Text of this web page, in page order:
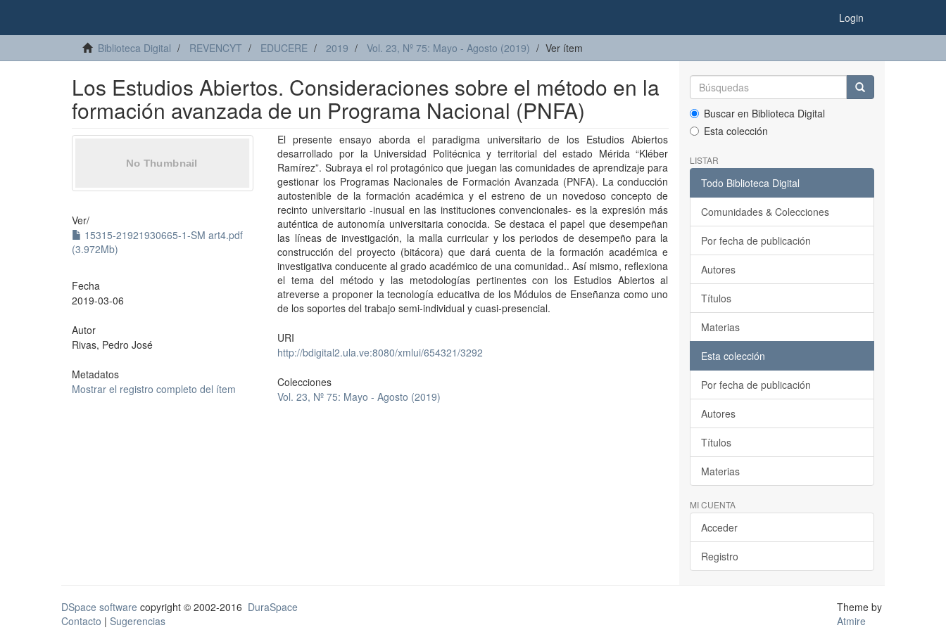
Login
Biblioteca Digital REVENCYT EDUCERE 2019 Vol. 23, Nº 75: Mayo - Agosto (2019) Ver ítem
Los Estudios Abiertos. Consideraciones sobre el método en la
formación avanzada de un Programa Nacional (PNFA)
Ver/
15315-21921930665-1-SM art4.pdf
(3.972Mb)
Fecha
2019-03-06
Autor
Rivas, Pedro José
Metadatos
Mostrar el registro completo del ítem
El presente ensayo aborda el paradigma universitario de los Estudios Abiertos
desarrollado por la Universidad Politécnica y territorial del estado Mérida “Kléber
Ramírez”. Subraya el rol protagónico que juegan las comunidades de aprendizaje para
gestionar los Programas Nacionales de Formación Avanzada (PNFA). La conducción
autostenible de la formación académica y el estreno de un novedoso concepto de
recinto universitario -inusual en las instituciones convencionales- es la expresión más
auténtica de autonomía universitaria conocida. Se destaca el papel que desempeñan
las líneas de investigación, la malla curricular y los periodos de desempeño para la
construcción del proyecto (bitácora) que dará cuenta de la formación académica e
investigativa conducente al grado académico de una comunidad.. Así mismo, reflexiona
el tema del método y las metodologías pertinentes con los Estudios Abiertos al
atreverse a proponer la tecnología educativa de los Módulos de Enseñanza como uno
de los soportes del trabajo semi-individual y cuasi-presencial.
URI
http://bdigital2.ula.ve:8080/xmlui/654321/3292
Colecciones
Vol. 23, Nº 75: Mayo - Agosto (2019)
Buscar en Biblioteca Digital
Esta colección
LISTAR
Todo Biblioteca Digital
Comunidades & Colecciones
Por fecha de publicación
Autores
Títulos
Materias
Esta colección
Por fecha de publicación
Autores
Títulos
Materias
MI CUENTA
Acceder
Registro
DSpace software copyright © 2002-2016 DuraSpace
Contacto | Sugerencias
Theme by
Atmire